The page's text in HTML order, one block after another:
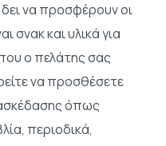
να προσφέρουν οι
σνακ και υλικά για
ο πελάτης σας
να προσθέσετε
όπως
περιοδικά,